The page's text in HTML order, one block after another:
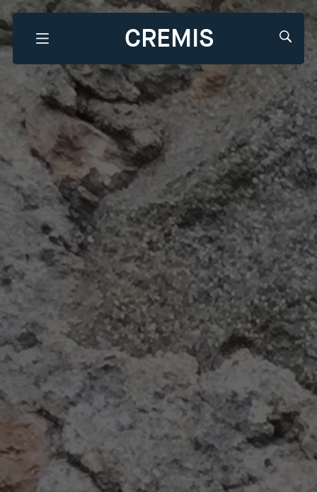
CREMIS
Que recherchez-vous?